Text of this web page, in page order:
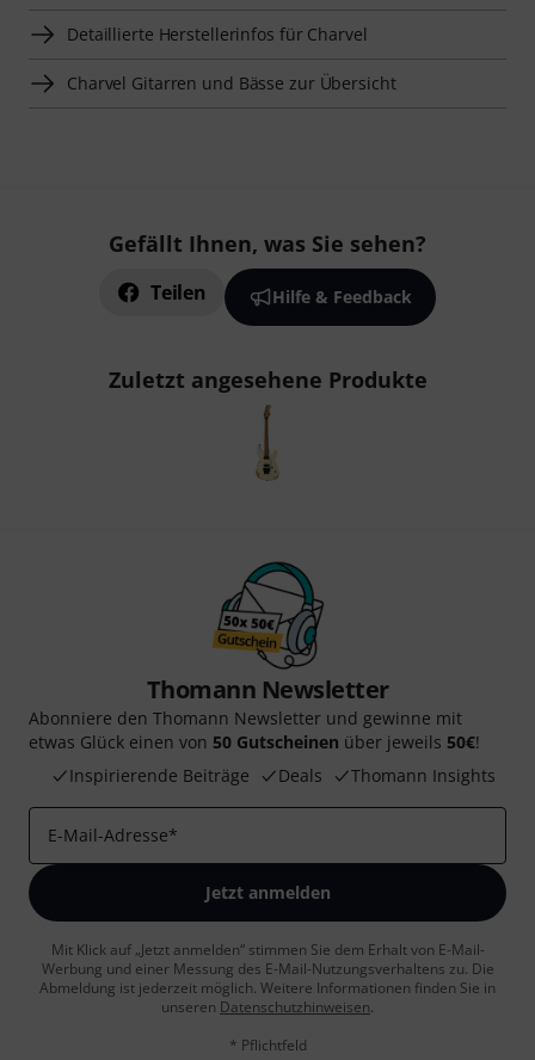
Detaillierte Herstellerinfos für Charvel
Charvel Gitarren und Bässe zur Übersicht
Gefällt Ihnen, was Sie sehen?
Teilen Hilfe & Feedback
Zuletzt angesehene Produkte
Thomann Newsletter
Abonniere den Thomann Newsletter und gewinne mit
etwas Glück einen von 50 Gutscheinen über jeweils 50€!
Inspirierende Beiträge
Deals Thomann Insights
E-Mail-Adresse*
Jetzt anmelden
Mit Klick auf „Jetzt anmelden“ stimmen Sie dem Erhalt von E-Mail-
Werbung und einer Messung des E-Mail-Nutzungsverhaltens zu. Die
Abmeldung ist jederzeit möglich. Weitere Informationen finden Sie in
unseren Datenschutzhinweisen.
* Pflichtfeld